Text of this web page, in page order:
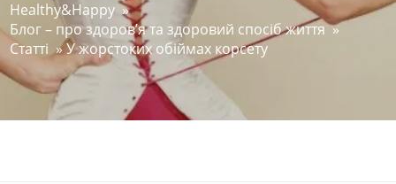
Healthy&Happy »
Блог – про здоров’я та здоровий спосіб життя »
Статті »У жорстоких обіймах корсету